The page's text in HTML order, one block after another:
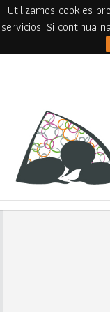
Utilizamos cookies
servicios. Si continua